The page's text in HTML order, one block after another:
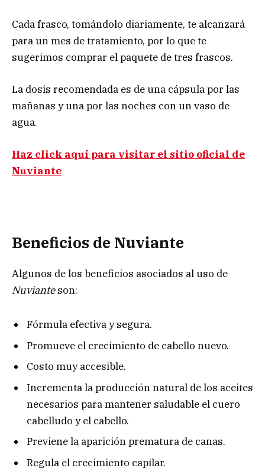
Cada frasco, tomándolo diariamente, te alcanzará
para un mes de tratamiento, por lo que te
sugerimos comprar el paquete de tres frascos.
La dosis recomendada es de una cápsula por las
mañanas y una por las noches con un vaso de
agua.
Haz click aquí para visitar el sitio oficial de
Nuviante
Beneficios de Nuviante
Algunos de los beneficios asociados al uso de
Nuvianteson:
Fórmula efectiva y segura.
Promueve el crecimiento de cabello nuevo.
Costo muy accesible.
Incrementa la producción natural de los aceites
necesarios para mantener saludable el cuero
cabelludo y el cabello.
Previene la aparición prematura de canas.
Regula el crecimiento capilar.